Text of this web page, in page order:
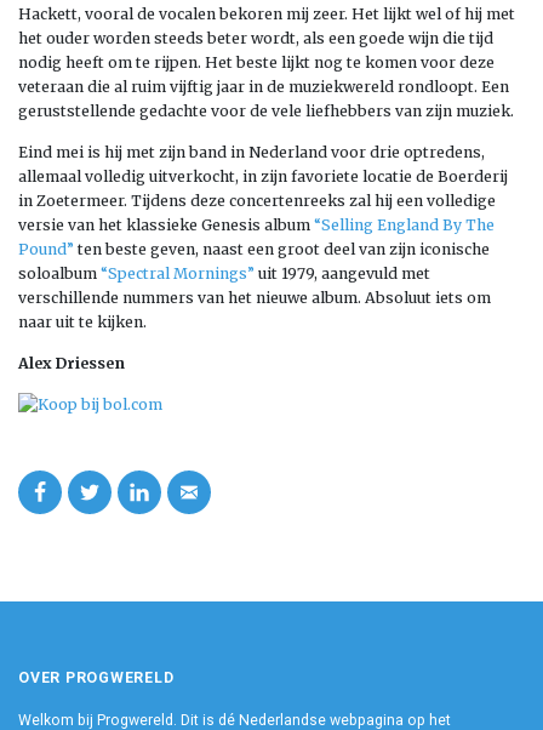
Hackett, vooral de vocalen bekoren mij zeer. Het lijkt wel of hij met
het ouder worden steeds beter wordt, als een goede wijn die tijd
nodig heeft om te rijpen. Het beste lijkt nog te komen voor deze
veteraan die al ruim vijftig jaar in de muziekwereld rondloopt. Een
geruststellende gedachte voor de vele liefhebbers van zijn muziek.
Eind mei is hij met zijn band in Nederland voor drie optredens,
allemaal volledig uitverkocht, in zijn favoriete locatie de Boerderij
in Zoetermeer. Tijdens deze concertenreeks zal hij een volledige
versie van het klassieke Genesis album “Selling England By The
Pound” ten beste geven, naast een groot deel van zijn iconische
soloalbum “Spectral Mornings” uit 1979, aangevuld met
verschillende nummers van het nieuwe album. Absoluut iets om
naar uit te kijken.
Alex Driessen
OVER PROGWERELD
Welkom bij Progwereld. Dit is dé Nederlandse webpagina op het